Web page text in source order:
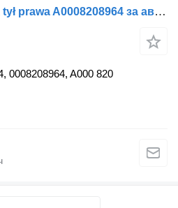
Ламбичка Setra Lampa tył prawa A0008208964 за автобус Setra S515
0008208964, A000 820